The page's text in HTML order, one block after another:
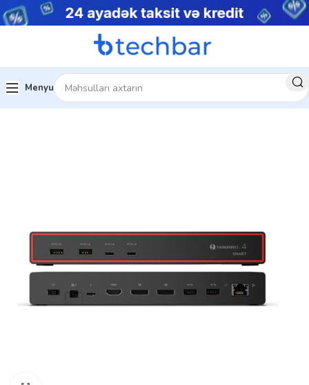
Menyu
Ev Kompüter aksesuarları USB Hub